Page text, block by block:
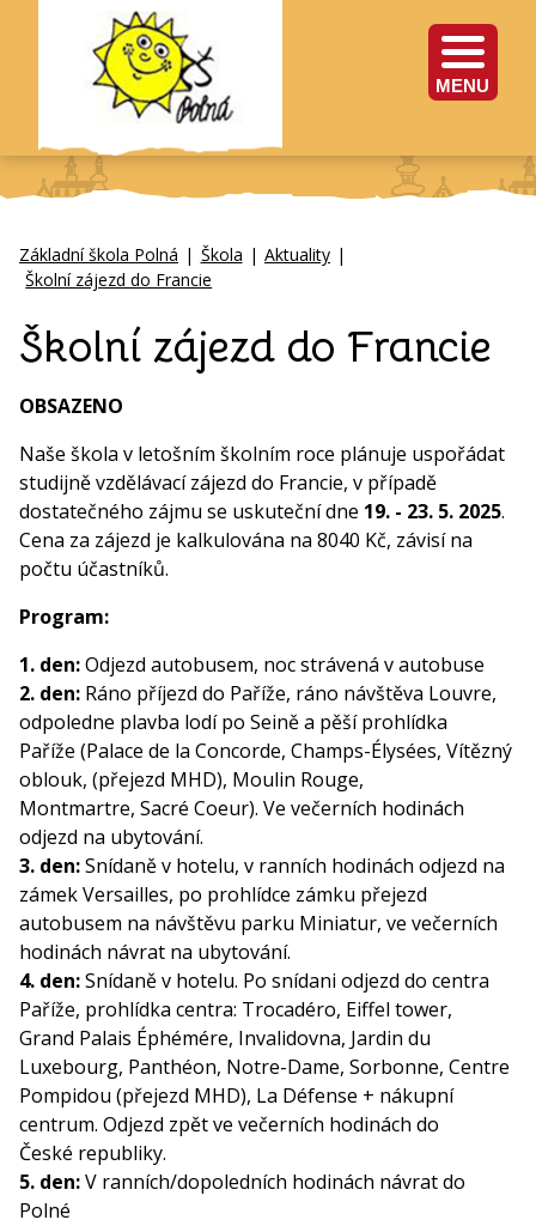
MENU
Základní škola Polná | Škola | Aktuality |
Školní zájezd do Francie
Školní zájezd do Francie
OBSAZENO
Naše škola v letošním školním roce plánuje uspořádat
studijně vzdělávací zájezd do Francie, v případě
dostatečného zájmu se uskuteční dne 19. - 23. 5. 2025.
Cena za zájezd je kalkulována na 8040 Kč, závisí na
počtu účastníků.
Program:
1. den:Odjezd autobusem, noc strávená v autobuse
2. den: Ráno příjezd do Paříže, ráno návštěva Louvre,
odpoledne plavba lodí po Seině a pěší prohlídka
Paříže (Palace de la Concorde, Champs-Élysées, Vítězný
oblouk, (přejezd MHD), Moulin Rouge,
Montmartre, Sacré Coeur). Ve večerních hodinách
odjezd na ubytování.
3. den:Snídaně v hotelu, v ranních hodinách odjezd na
zámek Versailles, po prohlídce zámku přejezd
autobusem na návštěvu parku Miniatur, ve večerních
hodinách návrat na ubytování.
4. den:Snídaně v hotelu. Po snídani odjezd do centra
Paříže, prohlídka centra: Trocadéro, Eiffel tower,
Grand Palais Éphémére, Invalidovna, Jardin du
Luxebourg, Panthéon, Notre-Dame, Sorbonne, Centre
Pompidou (přejezd MHD), La Défense + nákupní
centrum. Odjezd zpět ve večerních hodinách do
České republiky.
5. den:V ranních/dopoledních hodinách návrat do
Polné